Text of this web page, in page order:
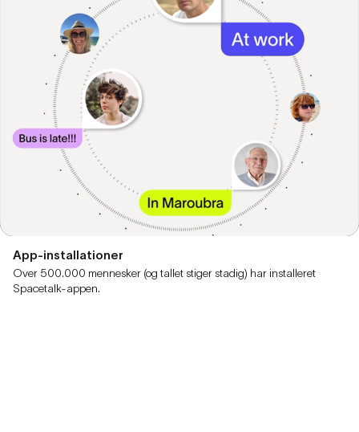
App-installationer
Over 500.000 mennesker (og tallet stiger stadig) har installeret
Spacetalk-appen.